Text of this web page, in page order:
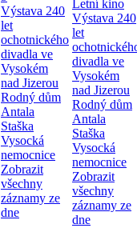
Výstava 240
let
ochotnického
divadla ve
Vysokém
nad Jizerou
Rodný dům
Antala
Staška
Vysocká
nemocnice
Zobrazit
všechny
záznamy ze
dne
Letní kino
Výstava 240
let
divadla ve
Vysokém
nad Jizerou
Rodný dům
Antala
Staška
Vysocká
nemocnice
Zobrazit
všechny
záznamy ze
dne